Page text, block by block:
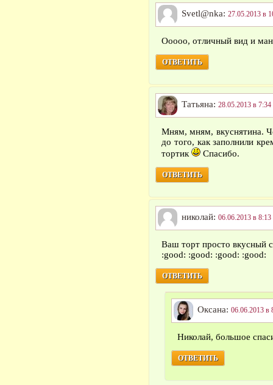
Svetl@nka: 27.05.2013 в
Ооооо, отличный вид и
ОТВЕТИТЬ
Татьяна: 28.05.2013 в 7:34
Мням, мням, вкуснятина.
до того, как заполнили
тортик
Спасибо.
ОТВЕТИТЬ
николай: 06.06.2013 в 8:13
Ваш торт просто вкусный
:good: :good: :good: :good:
ОТВЕТИТЬ
Оксана: 06.06.2013 в
Николай, большое
ОТВЕТИТЬ